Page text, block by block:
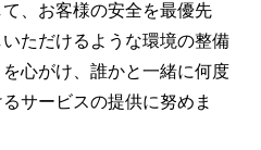
、お客様の安全を最優先
ただけるような環境の整備
心がけ、誰かと一緒に何度
サービスの提供に努めま